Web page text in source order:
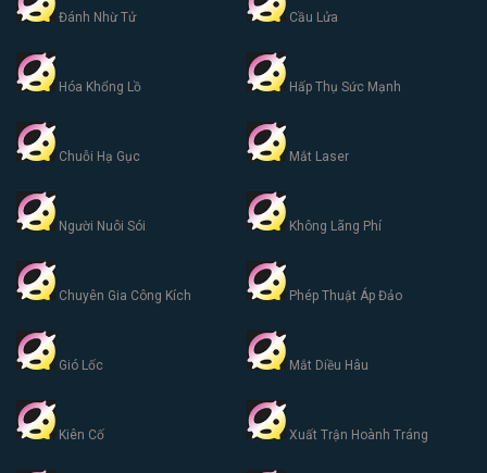
Đánh Nhừ Tử Cầu Lửa
Hóa Khổng Lồ Hấp Thụ Sức Mạnh
Chuỗi Hạ Gục Mắt Laser
Người Nuôi Sói Không Lãng Phí
Chuyên Gia Công Kích Phép Thuật Áp Đảo
Gió Lốc Mắt Diều Hâu
Kiên Cố Xuất Trận Hoành Tráng